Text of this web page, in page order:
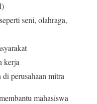
seni, olahraga,
kerja
perusahaan mitra
mahasiswa